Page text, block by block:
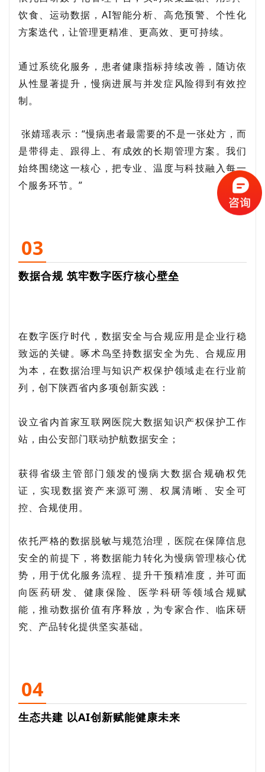
饮食、运动数据，AI智能分析、高危预警、个性化
方案迭代，让管理更精准、更高效、更可持续。
通过系统化服务，患者健康指标持续改善，随访依
从性显著提升，慢病进展与并发症风险得到有效控
制。
张婧瑶表示：“慢病患者最需要的不是一张处方，而
是带得走、跟得上、有成效的长期管理方案。我们
始终围绕这一核心，把专业、温度与科技融入每一
个服务环节。”
03
数据合规 筑牢数字医疗核心壁垒
在数字医疗时代，数据安全与合规应用是企业行稳
致远的关键。啄术鸟坚持数据安全为先、合规应用
为本，在数据治理与知识产权保护领域走在行业前
列，创下陕西省内多项创新实践：
设立省内首家互联网医院大数据知识产权保护工作
站，由公安部门联动护航数据安全；
获得省级主管部门颁发的慢病大数据合规确权凭
证，实现数据资产来源可溯、权属清晰、安全可
控、合规使用。
依托严格的数据脱敏与规范治理，医院在保障信息
安全的前提下，将数据能力转化为慢病管理核心优
势，用于优化服务流程、提升干预精准度，并可面
向医药研发、健康保险、医学科研等领域合规赋
能，推动数据价值有序释放，为专家合作、临床研
究、产品转化提供坚实基础。
04
生态共建 以AI创新赋能健康未来